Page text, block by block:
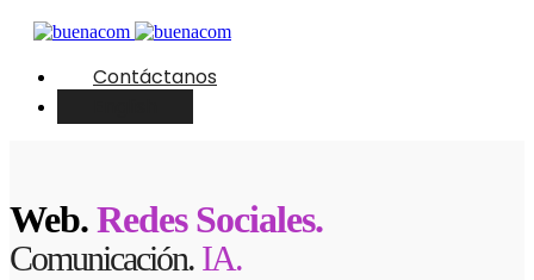
Contáctanos
Web.Redes Sociales.
Comunicación. IA.